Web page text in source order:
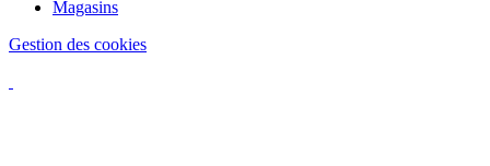
Magasins
Gestion des cookies